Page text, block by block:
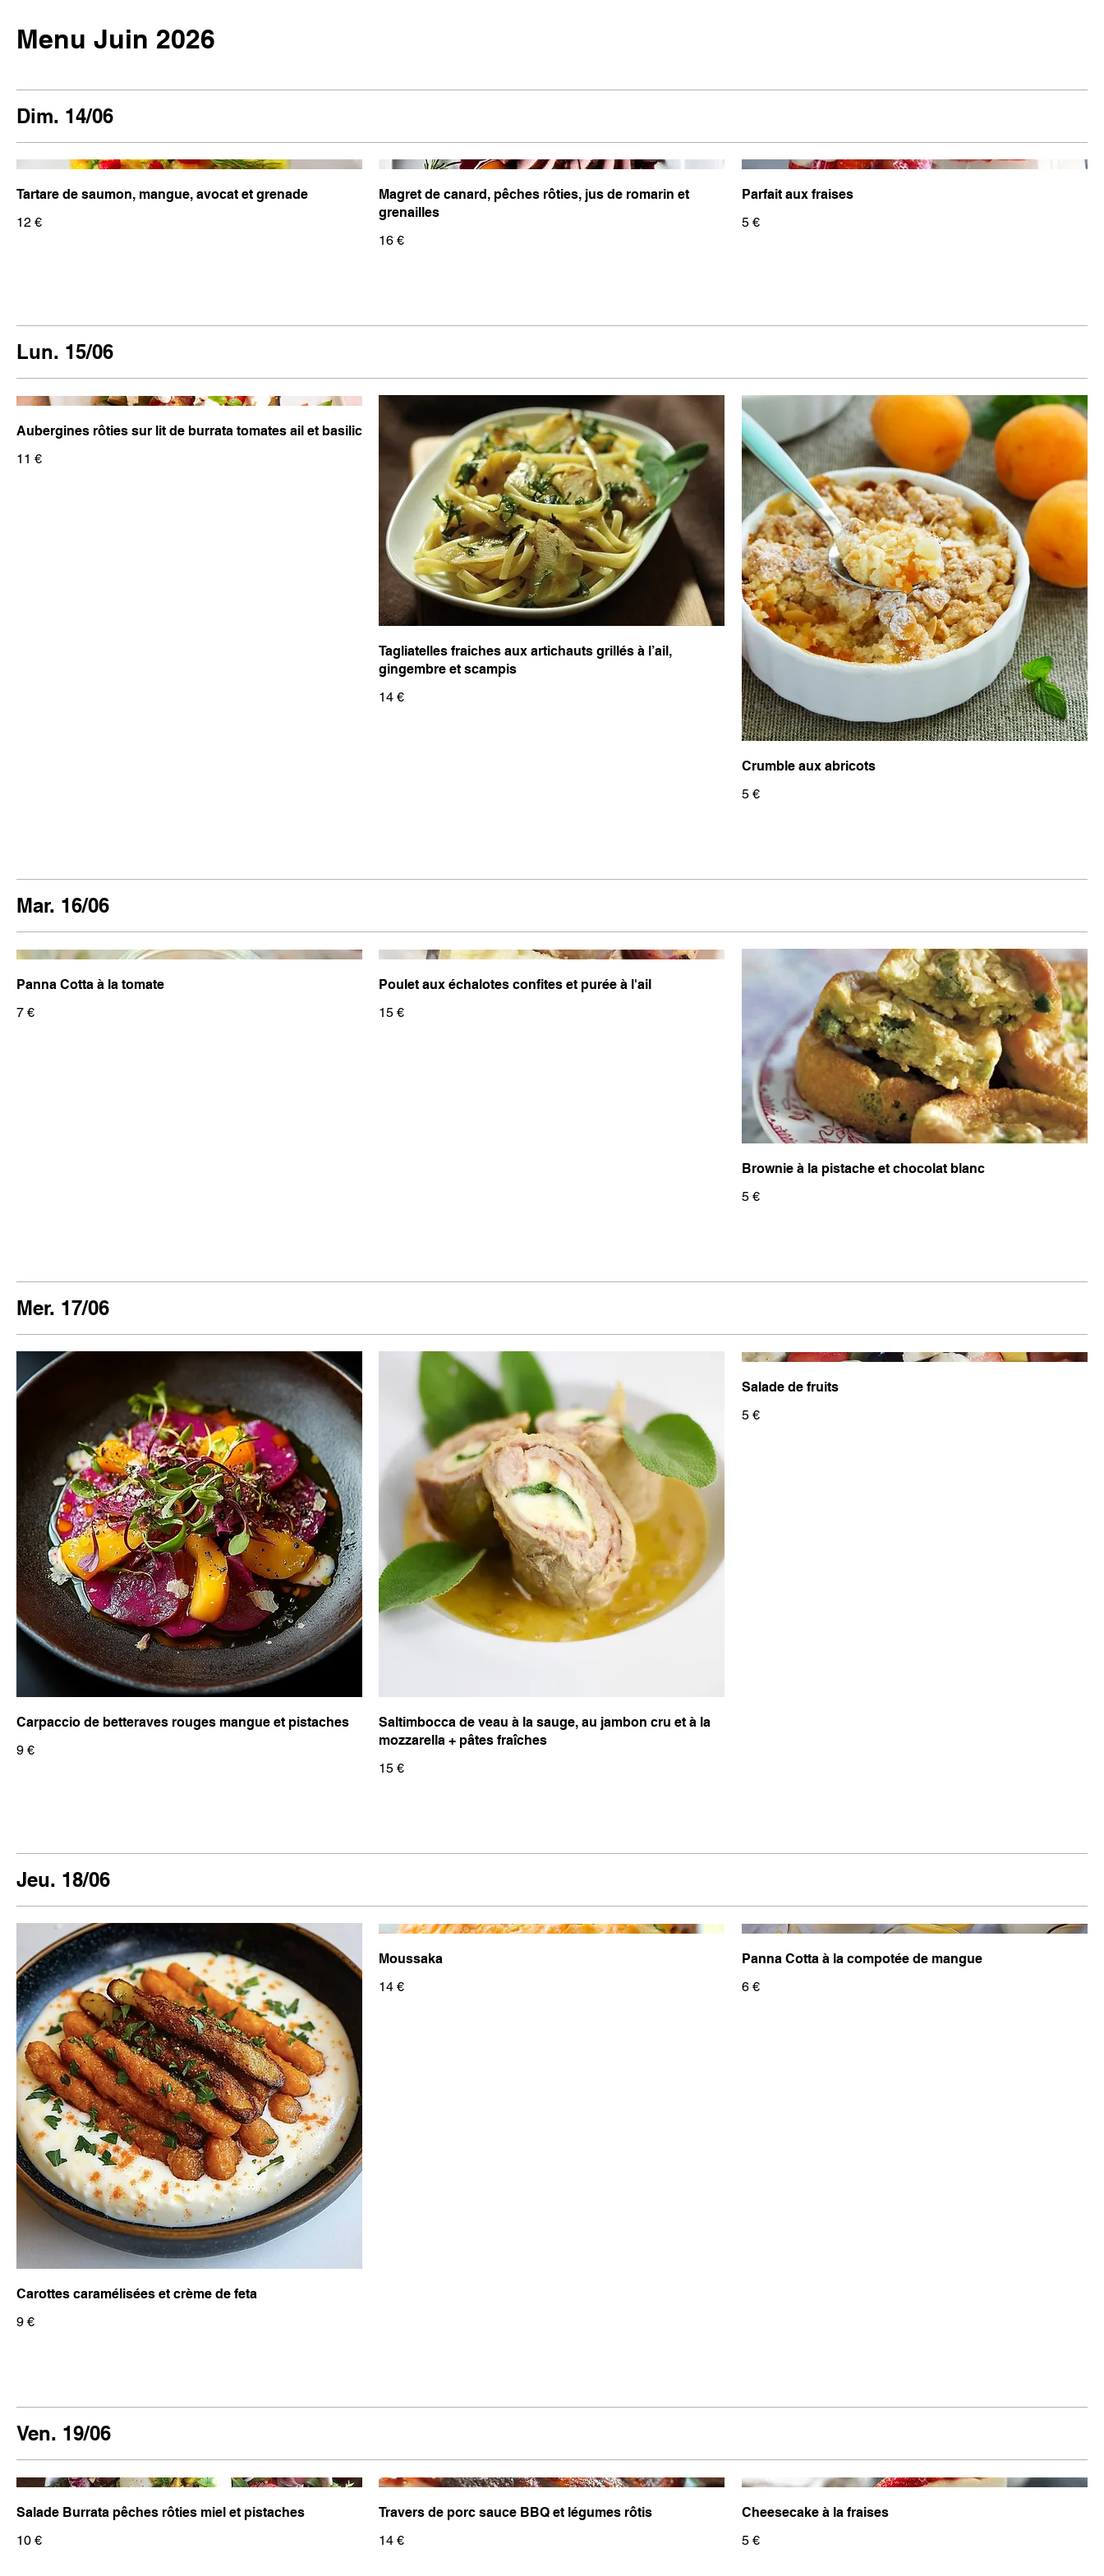
Menu Juin 2026
Dim. 14/06
Tartare de saumon, mangue, avocat et grenade
12 €
Magret de canard, pêches rôties, jus de romarin et
grenailles
16 €
Parfait aux fraises
5 €
Lun. 15/06
Aubergines rôties sur lit de burrata tomates ail et basilic
11 €
Tagliatelles fraiches aux artichauts grillés à l’ail,
gingembre et scampis
14 €
Crumble aux abricots
5 €
Mar. 16/06
Panna Cotta à la tomate
7 €
Poulet aux échalotes confites et purée à l'ail
15 €
Brownie à la pistache et chocolat blanc
5 €
Mer. 17/06
Carpaccio de betteraves rouges mangue et pistaches
9 €
Saltimbocca de veau à la sauge, au jambon cru et à la
mozzarella + pâtes fraîches
15 €
Salade de fruits
5 €
Jeu. 18/06
Carottes caramélisées et crème de feta
9 €
Moussaka
14 €
Panna Cotta à la compotée de mangue
6 €
Ven. 19/06
Salade Burrata pêches rôties miel et pistaches
10 €
Travers de porc sauce BBQ et légumes rôtis
14 €
Cheesecake à la fraises
5 €